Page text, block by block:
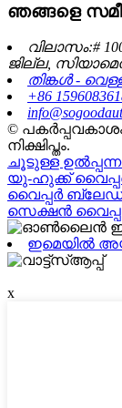
ഞങ്ങളെ
വിലാസം:#
ജില്ല,
തിങ്കൾ -
+86
©
നിക്ഷിപ്തം.
ചൂടുള്ള
യു-ഹുക്ക്
വൈപ്പർ
സെക്ഷൻ
ഇമെയിൽ
x